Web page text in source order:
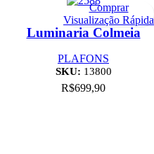
Luminaria Colmeia
MM – Pr
PLAFONS
SKU: 13800
R$699,90
Comprar
Visualização Rápida